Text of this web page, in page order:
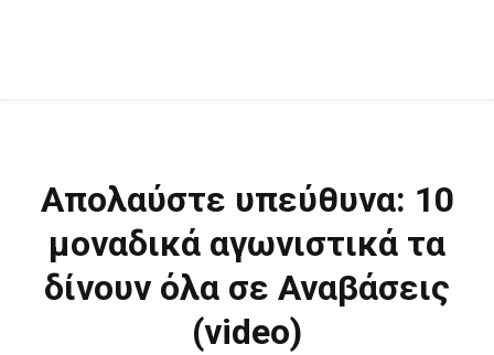
Απολαύστε υπεύθυνα: 10
μοναδικά αγωνιστικά τα
δίνουν όλα σε Αναβάσεις
(video)